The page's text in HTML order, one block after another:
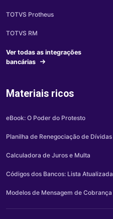
TOTVS Protheus
TOTVS RM
Ver todas as integrações
bancárias
Materiais ricos
eBook: O Poder do Protesto
Planilha de Renegociação de Dívidas
Calculadora de Juros e Multa
Códigos dos Bancos: Lista Atualizada
Modelos de Mensagem de Cobrança